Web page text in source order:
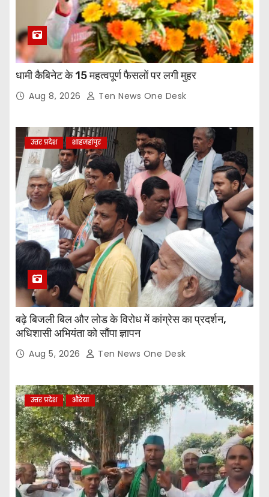
धामी कैबिनेट के 15 महत्वपूर्ण फैसलों पर लगी मुहर
Aug 8, 2026 Ten News One Desk
उत्तर प्रदेश शाहजहांपुर
बढ़े बिजली बिल और लोड के विरोध में कांग्रेस का प्रदर्शन,
अधिशासी अभियंता को सौंपा ज्ञापन
Aug 5, 2026 Ten News One Desk
उत्तर प्रदेश औरेया